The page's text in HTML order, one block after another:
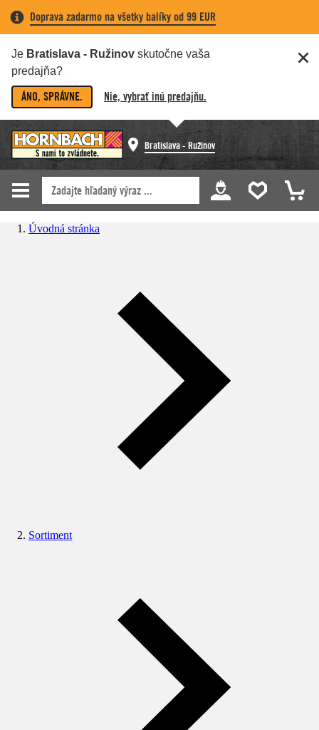
Doprava zadarmo na všetky balíky od 99 EUR
Je Bratislava - Ružinov skutočne vaša
predajňa?
ÁNO, SPRÁVNE. Nie, vybrať inú predajňu.
Bratislava - Ružinov
Úvodná stránka
Sortiment